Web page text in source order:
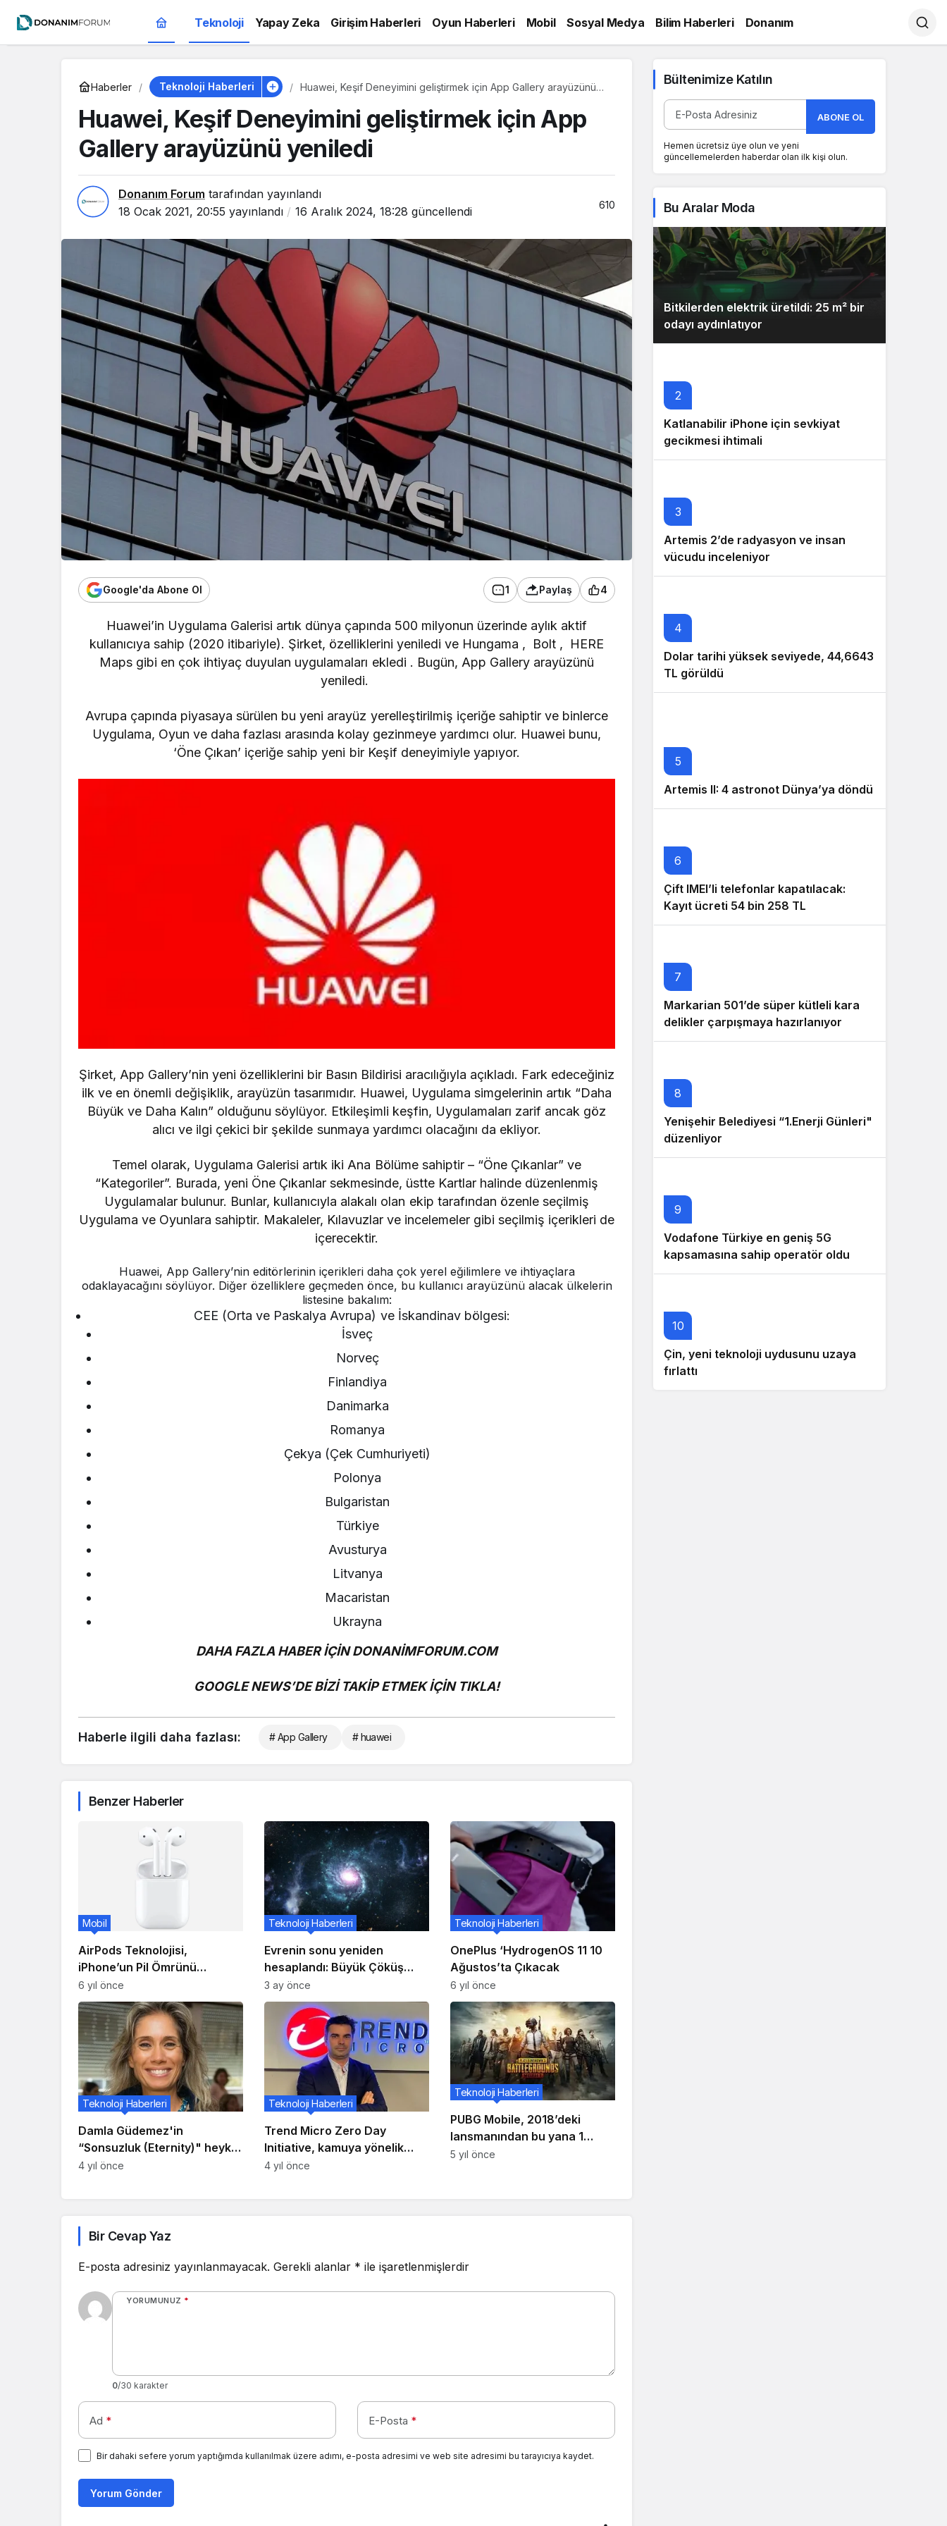
Teknoloji Yapay Zeka Girişim Haberleri Oyun Haberleri Mobil Sosyal Medya Bilim Haberleri Donanım
Haberler Teknoloji Haberleri
Huawei, Keşif Deneyimini geliştirmek için App Gallery arayüzünü
Huawei, Keşif Deneyimini geliştirmek için App
Gallery arayüzünü yeniledi
Donanım Forum tarafından yayınlandı
18 Ocak 2021, 20:55 yayınlandı 16 Aralık 2024, 18:28 güncellendi 610
Google'da Abone Ol 1 Paylaş 4
Huawei’in Uygulama Galerisi artık dünya çapında 500 milyonun üzerinde aylık aktif
kullanıcıya sahip (2020 itibariyle). Şirket, özelliklerini yeniledi ve Hungama , Bolt , HERE
Maps gibi en çok ihtiyaç duyulan uygulamaları ekledi . Bugün, App Gallery arayüzünü
yeniledi.
Avrupa çapında piyasaya sürülen bu yeni arayüz yerelleştirilmiş içeriğe sahiptir ve binlerce
Uygulama, Oyun ve daha fazlası arasında kolay gezinmeye yardımcı olur. Huawei bunu,
‘Öne Çıkan’ içeriğe sahip yeni bir Keşif deneyimiyle yapıyor.
Şirket, App Gallery’nin yeni özelliklerini bir Basın Bildirisi aracılığıyla açıkladı. Fark edeceğiniz
ilk ve en önemli değişiklik, arayüzün tasarımıdır. Huawei, Uygulama simgelerinin artık “Daha
Büyük ve Daha Kalın” olduğunu söylüyor. Etkileşimli keşfin, Uygulamaları zarif ancak göz
alıcı ve ilgi çekici bir şekilde sunmaya yardımcı olacağını da ekliyor.
Temel olarak, Uygulama Galerisi artık iki Ana Bölüme sahiptir – “Öne Çıkanlar” ve
“Kategoriler”. Burada, yeni Öne Çıkanlar sekmesinde, üstte Kartlar halinde düzenlenmiş
Uygulamalar bulunur. Bunlar, kullanıcıyla alakalı olan ekip tarafından özenle seçilmiş
Uygulama ve Oyunlara sahiptir. Makaleler, Kılavuzlar ve incelemeler gibi seçilmiş içerikleri de
içerecektir.
Huawei, App Gallery’nin editörlerinin içerikleri daha çok yerel eğilimlere ve ihtiyaçlara
odaklayacağını söylüyor. Diğer özelliklere geçmeden önce, bu kullanıcı arayüzünü alacak ülkelerin
listesine bakalım:
CEE (Orta ve Paskalya Avrupa) ve İskandinav bölgesi:
İsveç
Norveç
Finlandiya
Danimarka
Romanya
Çekya (Çek Cumhuriyeti)
Polonya
Bulgaristan
Türkiye
Avusturya
Litvanya
Macaristan
Ukrayna
DAHA FAZLA HABER İÇİNDONANİMFORUM.COM
GOOGLE NEWS’DE BİZİ TAKİP ETMEK İÇİN TIKLA!
Haberle ilgili daha fazlası: # App Gallery # huawei
Benzer Haberler
AirPods Teknolojisi,
iPhone’un Pil Ömrünü
Uzatabilir Mi?
Mobil
6 yıl önce
Evrenin sonu yeniden
hesaplandı: Büyük Çöküş
33,3 milyar yılda
Teknoloji Haberleri
3 ay önce
OnePlus ‘HydrogenOS 11 10
Ağustos’ta Çıkacak
Teknoloji Haberleri
6 yıl önce
Damla Güdemez'in
“Sonsuzluk (Eternity)" heykel
sergisi ART212'de açılıyor
Teknoloji Haberleri
4 yıl önce
Trend Micro Zero Day
Initiative, kamuya yönelik
siber güvenlik açığı
Teknoloji Haberleri
4 yıl önce
PUBG Mobile, 2018’deki
lansmanından bu yana 1
milyar indirme kaydetti
Teknoloji Haberleri
5 yıl önce
Bir Cevap Yaz
E-posta adresiniz yayınlanmayacak. Gerekli alanlar * ile işaretlenmişlerdir
YORUMUNUZ *
0/30 karakter
Ad * E-Posta *
Bir dahaki sefere yorum yaptığımda kullanılmak üzere adımı, e-posta adresimi ve web site adresimi bu tarayıcıya kaydet.
Yorum Gönder
Bültenimize Katılın
ABONE OL
Hemen ücretsiz üye olun ve yeni
güncellemelerden haberdar olan ilk kişi olun.
Bu Aralar Moda
Bitkilerden elektrik üretildi: 25 m² bir
odayı aydınlatıyor
2
Katlanabilir iPhone için sevkiyat
gecikmesi ihtimali
3
Artemis 2’de radyasyon ve insan
vücudu inceleniyor
4
Dolar tarihi yüksek seviyede, 44,6643
TL görüldü
5
Artemis II: 4 astronot Dünya’ya döndü
6
Çift IMEI’li telefonlar kapatılacak:
Kayıt ücreti 54 bin 258 TL
7
Markarian 501’de süper kütleli kara
delikler çarpışmaya hazırlanıyor
8
Yenişehir Belediyesi “1.Enerji Günleri"
düzenliyor
9
Vodafone Türkiye en geniş 5G
kapsamasına sahip operatör oldu
10
Çin, yeni teknoloji uydusunu uzaya
fırlattı